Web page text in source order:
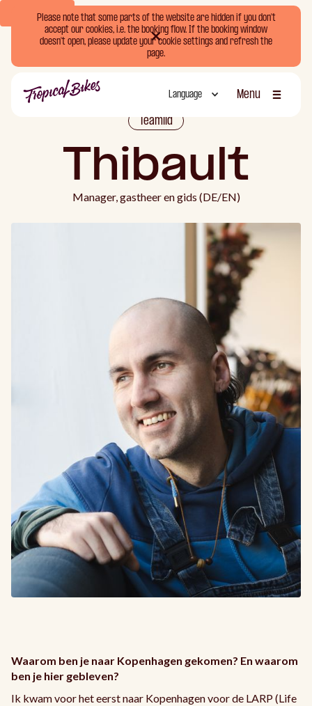
Book Now
Please note that some parts of the website are hidden if you don't
accept our cookies, i.e. the booking flow. If the booking window
doesn't open, please update your cookie settings and refresh the
page.
Language
Menu
Teamlid
Thibault
Manager, gastheer en gids (DE/EN)
Waarom ben je naar Kopenhagen gekomen? En waarom
ben je hier gebleven?
Ik kwam voor het eerst naar Kopenhagen voor de LARP (Life